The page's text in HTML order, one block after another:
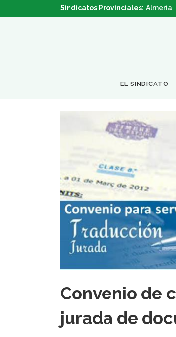
Sindicatos Provinciales: Almería ·
EL SINDICATO
Convenio de
jurada de